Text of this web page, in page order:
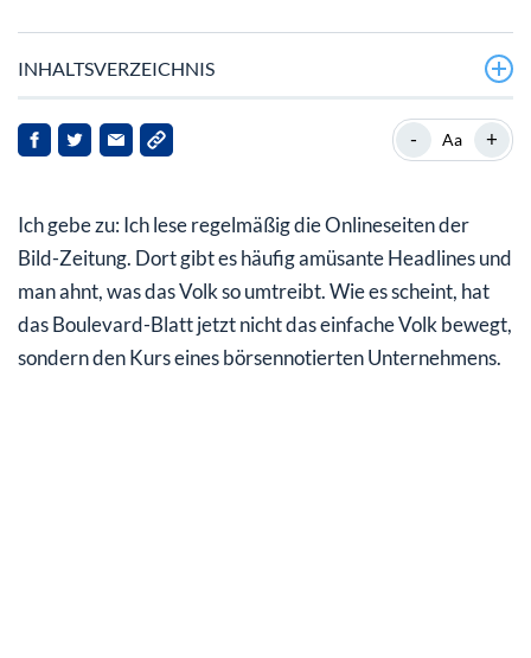
INHALTSVERZEICHNIS
Kursprung ohne jede Neuigkeiten
Bild-Zeitung sieht 1.000%-Potenzial
Nicht zocken, sondern langfristig investieren
Klarer Gewinner der Energiewende
- Aa +
Ich gebe zu: Ich lese regelmäßig die Onlineseiten der
Bild-Zeitung. Dort gibt es häufig amüsante Headlines und
man ahnt, was das Volk so umtreibt. Wie es scheint, hat
das Boulevard-Blatt jetzt nicht das einfache Volk bewegt,
sondern den Kurs eines börsennotierten Unternehmens.